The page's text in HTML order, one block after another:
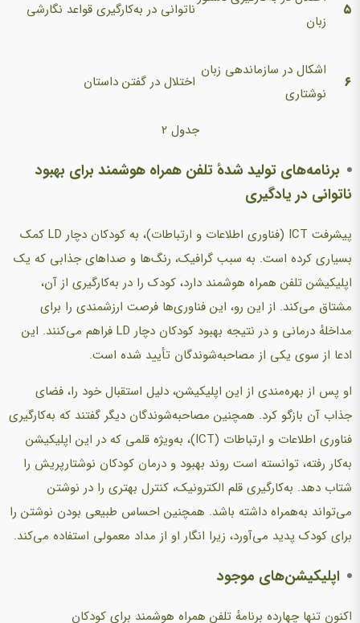
۵
زبان
ناتوانی در به‌کارگیری قواعد نگارشی
۶
اشکال در سازماندهی زبان
نوشتاری
اختلال در گفتن داستان
جدول ۲
برنامه‌های تولید شدهٔ تلفن همراه هوشمند برای بهبود
ناتوانی در یادگیری
پیشرفت ICT (فناوری اطلاعات و ارتباطات)، به کودکان دچار LD کمک
بسیاری کرده است. به سبب گرافیک، رنگ‌ها و صداهای جذابی که یک
اپلیکیشن تلفن همراه هوشمند دارد، کودک را در به‌کارگیری از آن،
مشتاق می‌کند. از این رو، این فناوری‌ها فرصت ارزشمندی را برای
مداخلهٔ درمانی و در نتیجه بهبود کودکان دچار LD فراهم می‌کنند. این
ادعا از سوی یکی از مصاحبه‌شوندگان تأیید شده است.
او پس از بهره‌مندی از این اپلیکیشن، دلیل استقبال خود را، فضای
جذاب آن بازگو کرد. همچنین مصاحبه‌شوندگان دیگر گفتند که به‌کارگیری
فناوری اطلاعات و ارتباطات (ICT)، به‌ویژه قلمی که در این اپلیکیشن
به‌کار رفته، توانسته است روند بهبود و درمان کودکان نوشتارپریش را
شتاب دهد. به‌کارگیری قلم الکترونیک، کنترل بهتری را در نوشتن
می‌تواند به‌همراه داشته باشد. همچنین احساس طبیعی بودن نوشتن را
برای کودک پدید می‌آورد، زیرا انگار او از مداد معمولی استفاده می‌کند.
اپلیکیشن‌های موجود
اکنون تنها چهارده برنامهٔ تلفن همراه هوشمند برای کودکان